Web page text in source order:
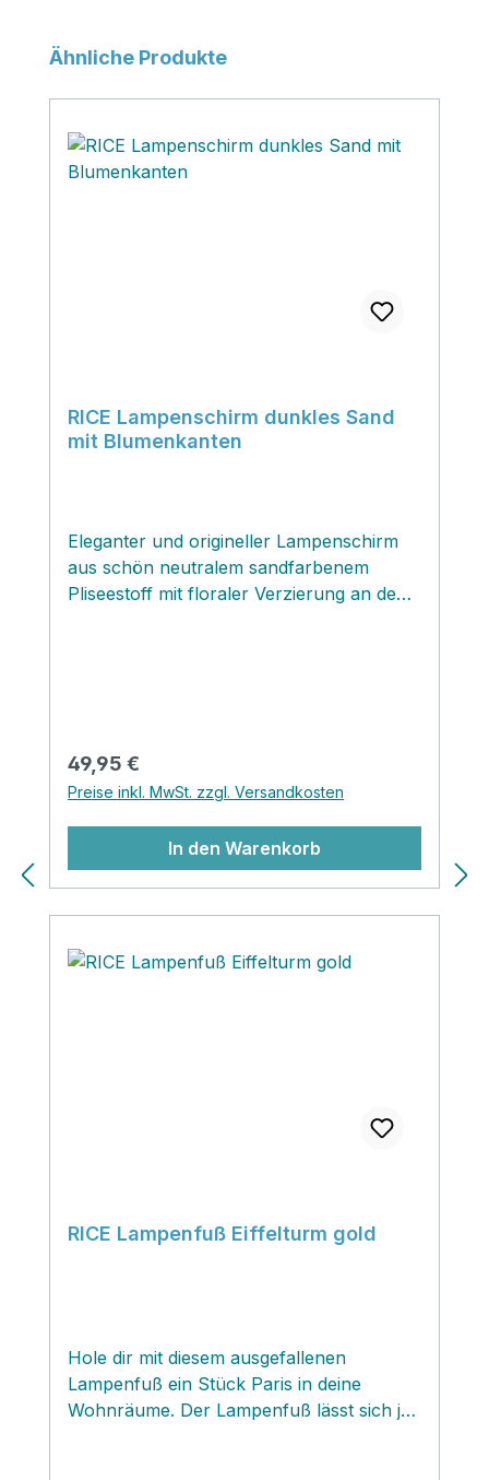
Produktgalerie überspringen
Ähnliche Produkte
RICE Lampenschirm dunkles Sand
mit Blumenkanten
Eleganter und origineller Lampenschirm
aus schön neutralem sandfarbenem
Pliseestoff mit floraler Verzierung an den
Regulärer Preis:
49,95 €
Preise inkl. MwSt. zzgl. Versandkosten
In den Warenkorb
RICE Lampenfuß Eiffelturm gold
Hole dir mit diesem ausgefallenen
Lampenfuß ein Stück Paris in deine
Wohnräume. Der Lampenfuß lässt sich je